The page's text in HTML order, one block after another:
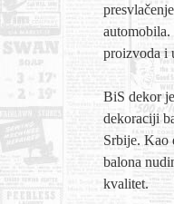
Hobi i razonoda
ADRESAR
Posao
automobila.
proizvoda i
BiS dekor
dekoraciji
Srbije. Kao
balona
kvalitet.